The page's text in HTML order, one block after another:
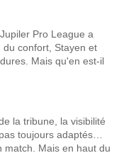
Pro League a
confort, Stayen et
Mais qu'en est-il
la tribune, la visibilité
toujours adaptés…
match. Mais en haut du